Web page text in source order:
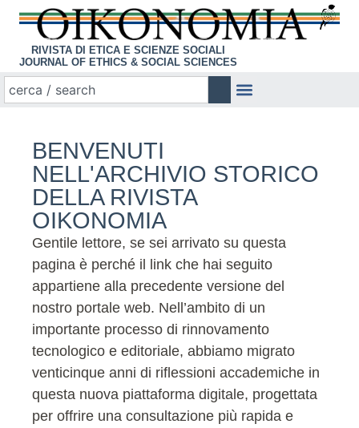
RIVISTA DI ETICA E SCIENZE SOCIALI
JOURNAL OF ETHICS & SOCIAL SCIENCES
BENVENUTI
NELL'ARCHIVIO STORICO
DELLA RIVISTA
OIKONOMIA
Gentile lettore, se sei arrivato su questa
pagina è perché il link che hai seguito
appartiene alla precedente versione del
nostro portale web. Nell’ambito di un
importante processo di rinnovamento
tecnologico e editoriale, abbiamo migrato
venticinque anni di riflessioni accademiche in
questa nuova piattaforma digitale, progettata
per offrire una consultazione più rapida e